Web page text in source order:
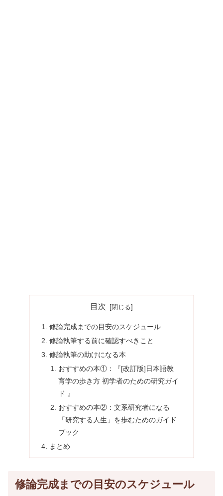
目次
修論完成までの目安のスケジュール
修論執筆する前に確認すべきこと
修論執筆の助けになる本
おすすめの本①：『[改訂版]日本語教
育学の歩き方 初学者のための研究ガイ
ド 』
おすすめの本②：文系研究者になる
「研究する人生」を歩むためのガイド
ブック
まとめ
修論完成までの目安のスケジュール